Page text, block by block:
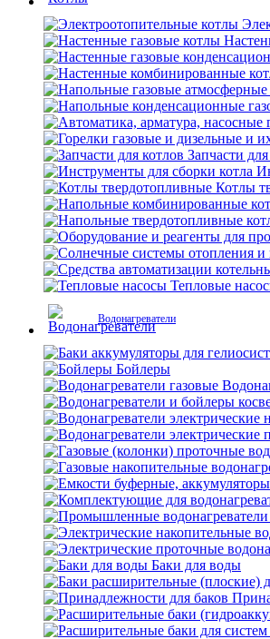
Запчасти
Котлы
Тепловые
Водонагреватели
Бойлеры
Баки для воды